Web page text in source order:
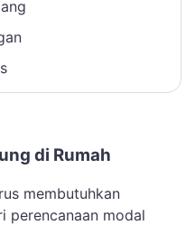
di Rumah
membutuhkan
perencanaan modal